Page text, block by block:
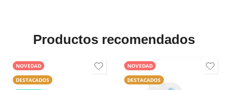
Productos recomendados
NOVEDAD
DESTACADOS
NOVEDAD
DESTACADOS